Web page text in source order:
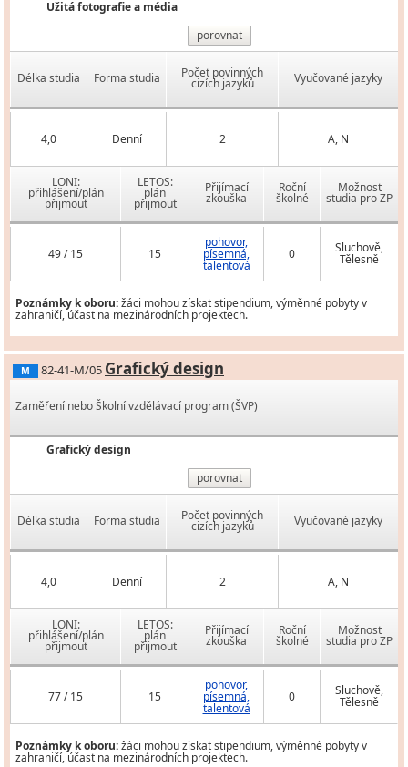
Užitá fotografie a média
porovnat
Délka studia Forma studia Počet povinných
cizích jazyků Vyučované jazyky
4,0 Denní 2 A, N
LONI:
přihlášení/plán
přijmout
LETOS:
plán
přijmout
Přijímací
zkouška
Roční
školné
Možnost
studia pro ZP
49 / 15 15
pohovor,
písemná,
talentová
0 Sluchově,
Tělesně
Poznámky k oboru:žáci mohou získat stipendium, výměnné pobyty v
zahraničí, účast na mezinárodních projektech.
M 82-41-M/05 Grafický design
Zaměření nebo Školní vzdělávací program (ŠVP)
Grafický design
porovnat
Délka studia Forma studia Počet povinných
cizích jazyků Vyučované jazyky
4,0 Denní 2 A, N
LONI:
přihlášení/plán
přijmout
LETOS:
plán
přijmout
Přijímací
zkouška
Roční
školné
Možnost
studia pro ZP
77 / 15 15
pohovor,
písemná,
talentová
0 Sluchově,
Tělesně
Poznámky k oboru:žáci mohou získat stipendium, výměnné pobyty v
zahraničí, účast na mezinárodních projektech.